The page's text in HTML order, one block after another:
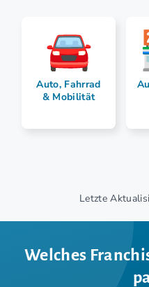
Auto, Fahrrad
& Mobilität
Letzte
Welches